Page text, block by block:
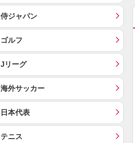
侍ジャパン
ゴルフ
Jリーグ
海外サッカー
日本代表
テニス